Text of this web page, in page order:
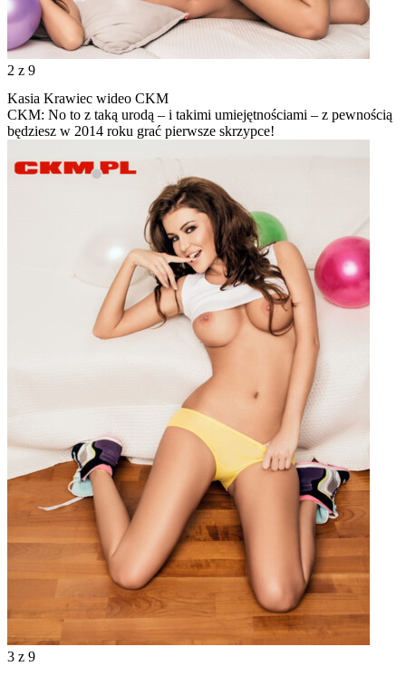
2 z 9
Kasia Krawiec wideo CKM
CKM: No to z taką urodą – i takimi umiejętnościami – z pewnością
będziesz w 2014 roku grać pierwsze skrzypce!
3 z 9